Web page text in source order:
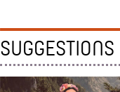
SUGGESTIONS